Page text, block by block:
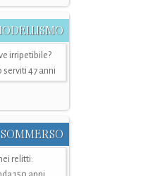
irripetibile?
serviti 47 anni
relitti: